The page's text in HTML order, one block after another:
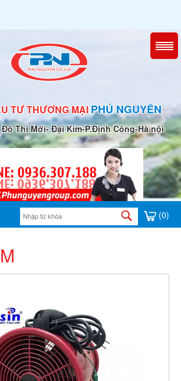
TƯ THƯƠNG MẠIPHÚ NGUYÊN
Thị Mới- Đại Kim-P.Định Công-Hà nội
(0)